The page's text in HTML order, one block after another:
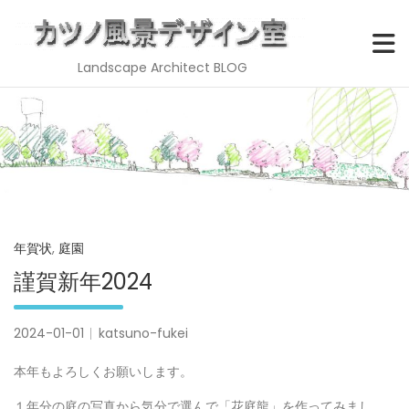
Skip
content
Landscape Architect BLOG
年賀状, 庭園
謹賀新年2024
2024-01-01 katsuno-fukei
本年もよろしくお願いします。